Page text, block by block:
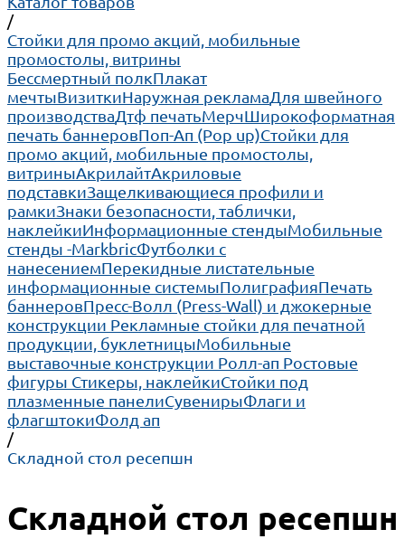
/
Cтойки для промо акций, мобильные
промостолы, витрины
Бессмертный полкПлакат
мечтыВизиткиНаружная рекламаДля швейного
производстваДтф печатьМерчШирокоформатная
печать баннеровПоп-Ап (Pop up)Cтойки для
промо акций, мобильные промостолы,
витриныАкрилайтАкриловые
подставкиЗащелкивающиеся профили и
рамкиЗнаки безопасности, таблички,
наклейкиИнформационные стендыМобильные
стенды -MarkbricФутболки с
нанесениемПерекидные листательные
информационные системыПолиграфияПечать
баннеровПресс-Волл (Press-Wall) и джокерные
конструкции Рекламные стойки для печатной
продукции, буклетницыМобильные
выставочные конструкции Ролл-ап Ростовые
фигуры Стикеры, наклейкиСтойки под
плазменные панелиСувенирыФлаги и
флагштокиФолд ап
/
Складной стол ресепшн
Складной стол ресепшн